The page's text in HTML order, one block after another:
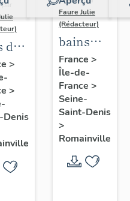
de
>
>
Denis
Faure Julie
(Rédacteur)
bains
douches,
centre
médico-
social
France >
Île-de-
France >
Seine-
Saint-Denis
>
Romainville